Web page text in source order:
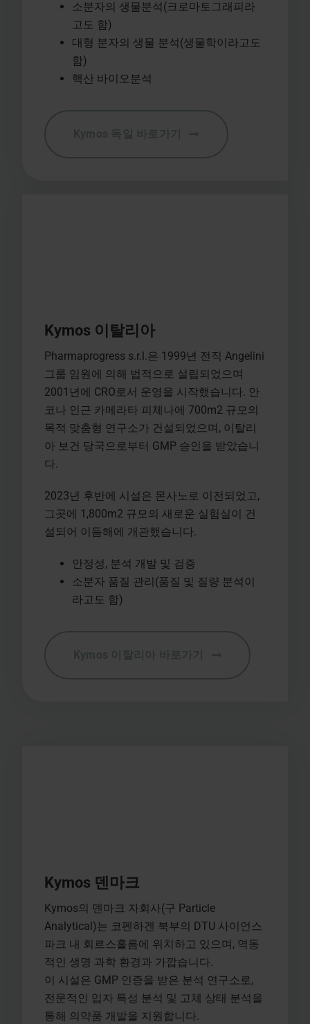
소분자의 생물분석(크로마토그래피라
고도 함)
대형 분자의 생물 분석(생물학이라고도
함)
핵산 바이오분석
Kymos 이탈리아
Pharmaprogress s.r.l.은 1999년 전직 Angelini
그룹 임원에 의해 법적으로 설립되었으며
2001년에 CRO로서 운영을 시작했습니다. 안
코나 인근 카메라타 피체나에 700m2 규모의
목적 맞춤형 연구소가 건설되었으며, 이탈리
아 보건 당국으로부터 GMP 승인을 받았습니
다.
2023년 후반에 시설은 몬사노로 이전되었고,
그곳에 1,800m2 규모의 새로운 실험실이 건
설되어 이듬해에 개관했습니다.
안정성, 분석 개발 및 검증
소분자 품질 관리(품질 및 질량 분석이
라고도 함)
Kymos 덴마크
Kymos의 덴마크 자회사(구 Particle
Analytical)는 코펜하겐 북부의 DTU 사이언스
파크 내 회르스홀름에 위치하고 있으며, 역동
적인 생명 과학 환경과 가깝습니다.
이 시설은 GMP 인증을 받은 분석 연구소로,
전문적인 입자 특성 분석 및 고체 상태 분석을
통해 의약품 개발을 지원합니다.